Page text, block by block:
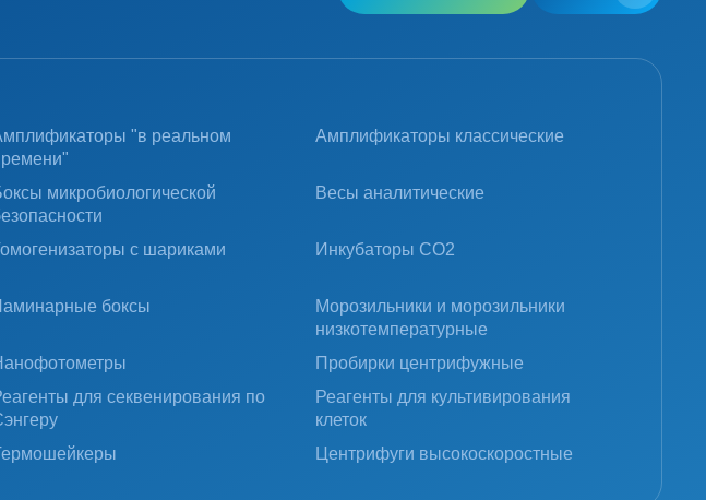
"в реальном
Амплификаторы классические
микробиологической
Весы аналитические
с шариками Инкубаторы CO2
боксы
Морозильники и морозильники
низкотемпературные
Пробирки центрифужные
для секвенирования по
Реагенты для культивирования
клеток
Центрифуги высокоскоростные